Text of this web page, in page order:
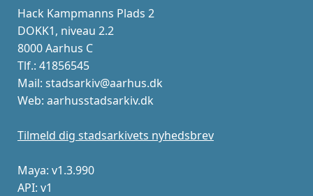
Hack Kampmanns Plads 2
DOKK1, niveau 2.2
8000 Aarhus C
Tlf.: 41856545
Mail: stadsarkiv@aarhus.dk
Web: aarhusstadsarkiv.dk
Tilmeld dig stadsarkivets nyhedsbrev
Maya: v1.3.990
API: v1